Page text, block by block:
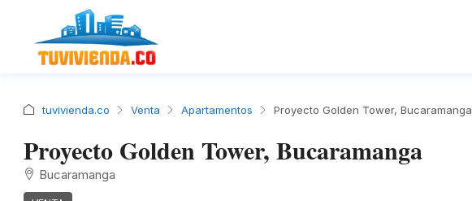
tuvivienda.co Venta Apartamentos Proyecto Golden Tower, Bucaramanga
Proyecto Golden Tower, Bucaramanga
Bucaramanga